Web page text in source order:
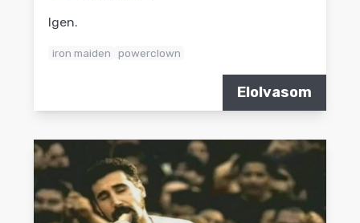
Igen.
iron maiden powerclown
Elolvasom